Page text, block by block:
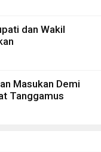
dan Wakil
Masukan Demi
Tanggamus